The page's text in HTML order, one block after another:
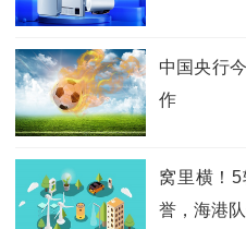
中国央行
作
窝里横！
誉，海港